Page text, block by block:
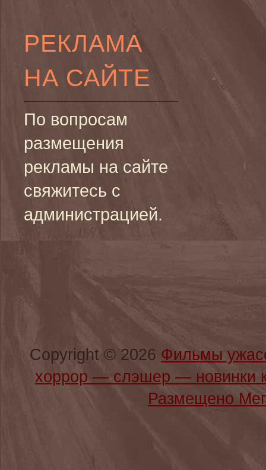
РЕКЛАМА
НА САЙТЕ
По вопросам
размещения
рекламы на сайте
свяжитесь с
администрацией.
Copyright © 2026 Фильмы
хоррор — слэшер —
Размещено